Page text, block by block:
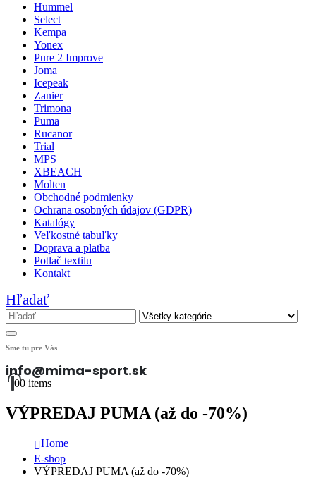
Hummel
Select
Kempa
Yonex
Pure 2 Improve
Joma
Icepeak
Zanier
Trimona
Puma
Rucanor
Trial
MPS
XBEACH
Molten
Obchodné podmienky
Ochrana osobných údajov (GDPR)
Katalógy
Veľkostné tabuľky
Doprava a platba
Potlač textilu
Kontakt
Hľadať
Sme tu pre Vás
info@mima-sport.sk
00 items
VÝPREDAJ PUMA (až do -70%)
Home
E-shop
VÝPREDAJ PUMA (až do -70%)